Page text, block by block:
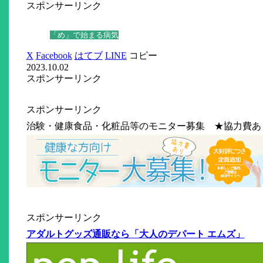
スポンサーリンク
「め」で始まる病気
X Facebook はてブ LINE コピー
2023.10.02
スポンサーリンク
スポンサーリンク
治験・健康食品・化粧品等のモニター募集 ★協力費あ
スポンサーリンク
アダルトグッズ通販なら「大人のデパート エムズ」